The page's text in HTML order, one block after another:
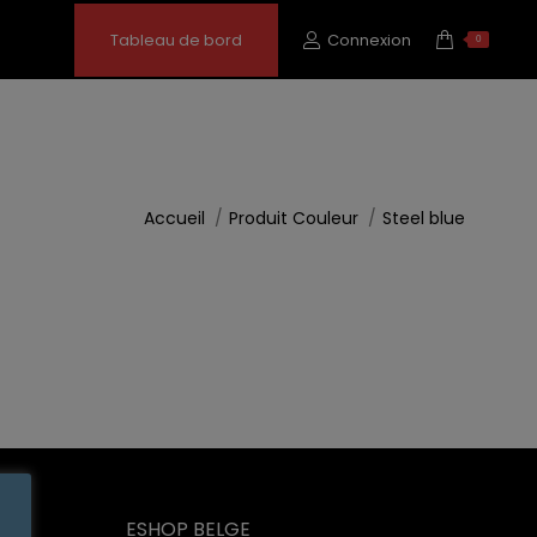
Tableau de bord Connexion 0
Vous êtes ici :
Accueil Produit Couleur Steel blue
ESHOP BELGE